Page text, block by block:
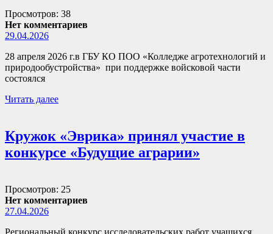
Просмотров: 38
Нет комментариев
29.04.2026
28 апреля 2026 г.в ГБУ КО ПОО «Колледже агротехнологий и
природообустройства» при поддержке войсковой части
состоялся
Читать далее
Кружок «Эврика» принял участие в
конкурсе «Будущие аграрии»
Просмотров: 25
Нет комментариев
27.04.2026
Региональный конкурс исследовательских работ учащихся